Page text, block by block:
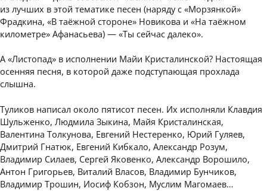
из лучших в этой тематике песен (наряду с «Морзянкой»
Фрадкина, «В таёжной стороне» Новикова и «На таёжном
километре» Афанасьева) — «Ты сейчас далеко».
А «Листопад» в исполнении Майи Кристалинской? Настоящая
осенняя песня, в которой даже подступающая прохлада
слышна.
Туликов написал около пятисот песен. Их исполняли Клавдия
Шульженко, Людмила Зыкина, Майя Кристалинская,
Валентина Толкунова, Евгений Нестеренко, Юрий Гуляев,
Дмитрий Гнатюк, Евгений Кибкало, Александр Розум,
Владимир Силаев, Сергей Яковенко, Александр Ворошило,
Антон Григорьев, Виталий Власов, Владимир Бунчиков,
Владимир Трошин, Иосиф Кобзон, Муслим Магомаев…